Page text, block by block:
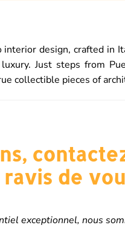
design, crafted in
Just steps from
collectible pieces of
de
exceptionnel, nous